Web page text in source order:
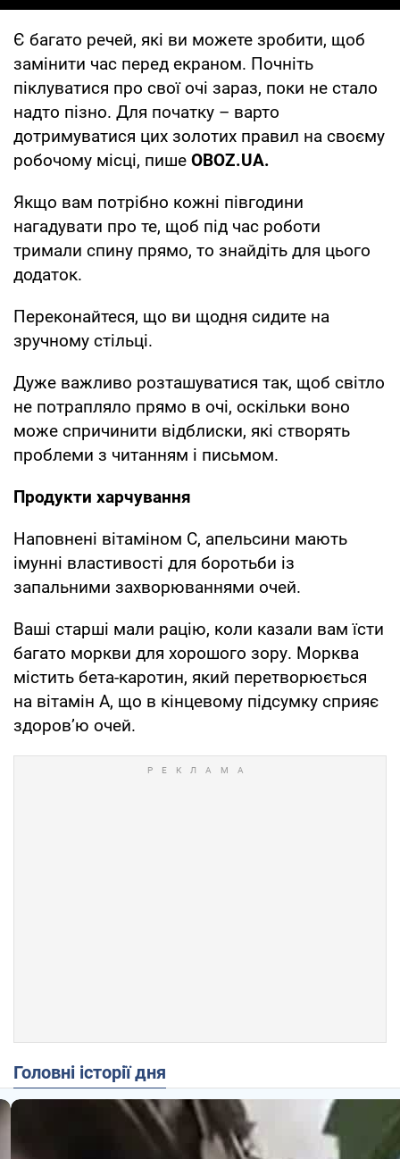
Є багато речей, які ви можете зробити, щоб
замінити час перед екраном. Почніть
піклуватися про свої очі зараз, поки не стало
надто пізно. Для початку – варто
дотримуватися цих золотих правил на своєму
робочому місці, пише OBOZ.UA.
Якщо вам потрібно кожні півгодини
нагадувати про те, щоб під час роботи
тримали спину прямо, то знайдіть для цього
додаток.
Переконайтеся, що ви щодня сидите на
зручному стільці.
Дуже важливо розташуватися так, щоб світло
не потрапляло прямо в очі, оскільки воно
може спричинити відблиски, які створять
проблеми з читанням і письмом.
Продукти харчування
Наповнені вітаміном С, апельсини мають
імунні властивості для боротьби із
запальними захворюваннями очей.
Ваші старші мали рацію, коли казали вам їсти
багато моркви для хорошого зору. Морква
містить бета-каротин, який перетворюється
на вітамін А, що в кінцевому підсумку сприяє
здоров’ю очей.
Головні історії дня